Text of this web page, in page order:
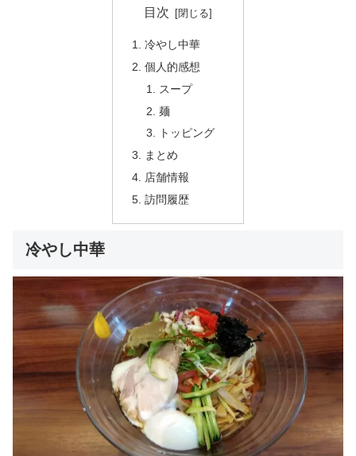
目次
冷やし中華
個人的感想
スープ
麺
トッピング
まとめ
店舗情報
訪問履歴
冷やし中華